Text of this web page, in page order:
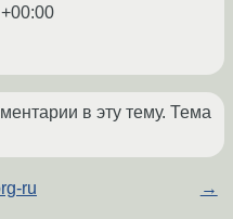
в эту тему. Тема
ru →